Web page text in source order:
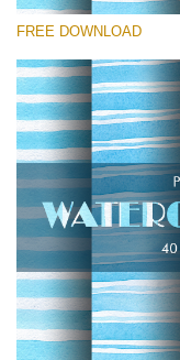
Small 800*533px
Stripes Watercolor
(25 Textures)
Large 6000*4000px
Entire Collection
(1783 Overlays)
Large 6000*4000px
FREE DOWNLOAD